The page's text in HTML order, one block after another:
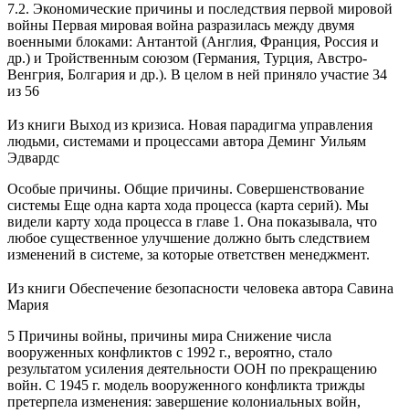
7.2. Экономические причины и последствия первой мировой
войны Первая мировая война разразилась между двумя
военными блоками: Антантой (Англия, Франция, Россия и
др.) и Тройственным союзом (Германия, Турция, Австро-
Венгрия, Болгария и др.). В целом в ней приняло участие 34
из 56
Из книги Выход из кризиса. Новая парадигма управления
людьми, системами и процессами автора Деминг Уильям
Эдвардс
Особые причины. Общие причины. Совершенствование
системы Еще одна карта хода процесса (карта серий). Мы
видели карту хода процесса в главе 1. Она показывала, что
любое существенное улучшение должно быть следствием
изменений в системе, за которые ответствен менеджмент.
Из книги Обеспечение безопасности человека автора Савина
Мария
5 Причины войны, причины мира Снижение числа
вооруженных конфликтов с 1992 г., вероятно, стало
результатом усиления деятельности ООН по прекращению
войн. С 1945 г. модель вооруженного конфликта трижды
претерпела изменения: завершение колониальных войн,